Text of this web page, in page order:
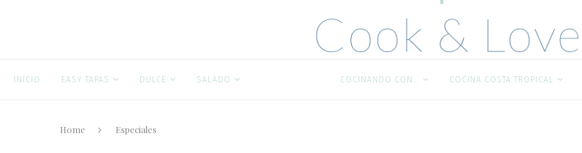
INICIO EASY TAPAS DULCE SALADO COCINANDO CON… COCINA COSTA TROPICAL
Home Especiales